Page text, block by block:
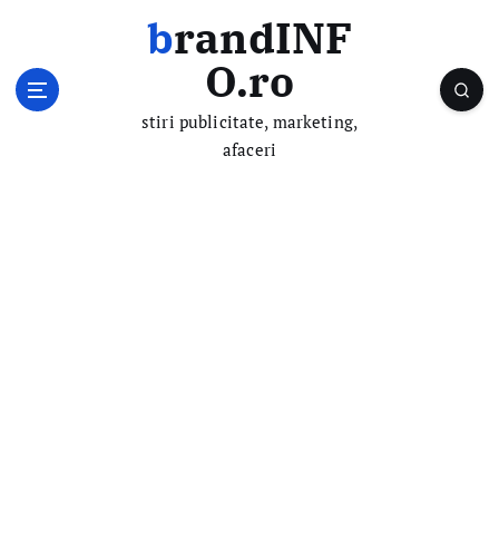
brandINF
O.ro
stiri publicitate, marketing,
afaceri